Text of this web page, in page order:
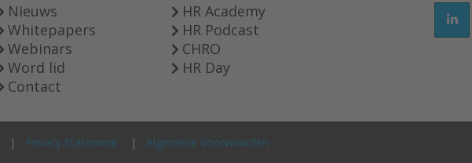
handreiking Lhbtiqa+
naar een inclusieve
vernieuwd.
Nieuws
Whitepapers
Webinars
Word lid
Contact
HR Academy
HR Podcast
CHRO
HR Day
Privacy Statement Algemene Voorwaarden